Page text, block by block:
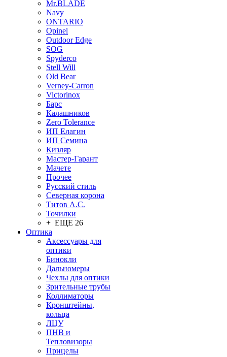
Mr.BLADE
Navy
ONTARIO
Opinel
Outdoor Edge
SOG
Spyderco
Stell Will
Old Bear
Verney-Carron
Victorinox
Барс
Калашников
Zero Tolerance
ИП Елагин
ИП Семина
Кизляр
Мастер-Гарант
Мачете
Прочее
Русский стиль
Северная корона
Титов А.С.
Точилки
+ ЕЩЕ 26
Оптика
Аксессуары для
оптики
Бинокли
Дальномеры
Чехлы для оптики
Зрительные трубы
Коллиматоры
Кронштейны,
кольца
ЛЦУ
ПНВ и
Тепловизоры
Прицелы